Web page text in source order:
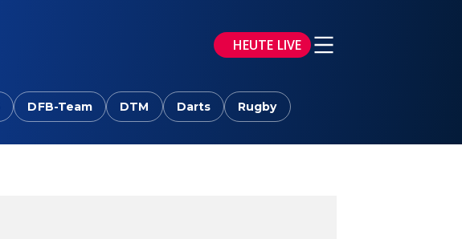
HEUTE LIVE
DFB-Team DTM Darts Rugby